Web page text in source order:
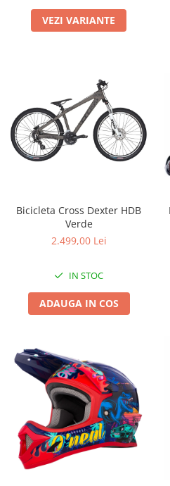
VEZI VARIANTE
Bicicleta Cross Dexter HDB
Verde
2.499,00 Lei
IN STOC
ADAUGA IN COS